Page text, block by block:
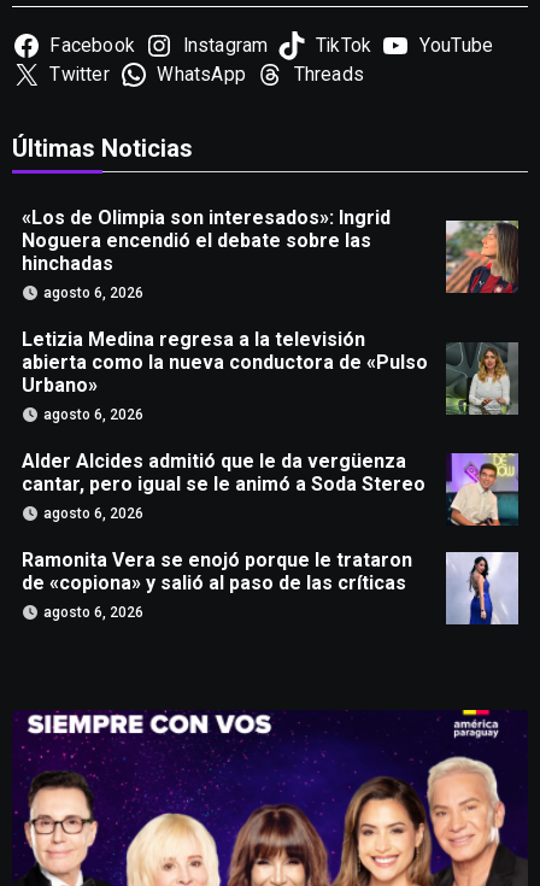
Facebook Instagram TikTok
YouTube
Twitter
WhatsApp Threads
Últimas Noticias
«Los de Olimpia son interesados»: Ingrid
Noguera encendió el debate sobre las
hinchadas
agosto 6, 2026
Letizia Medina regresa a la televisión
abierta como la nueva conductora de «Pulso
Urbano»
agosto 6, 2026
Alder Alcides admitió que le da vergüenza
cantar, pero igual se le animó a Soda Stereo
agosto 6, 2026
Ramonita Vera se enojó porque le trataron
de «copiona» y salió al paso de las críticas
agosto 6, 2026